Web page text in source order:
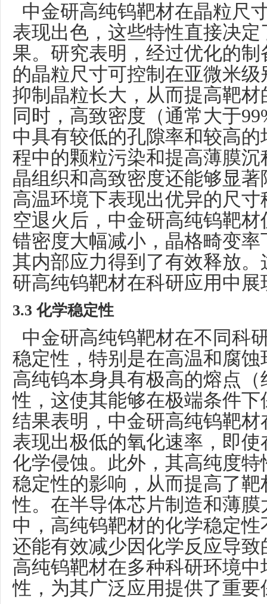
中金研高纯钨靶材在晶粒尺
表现出色，这些特性直接决
果。研究表明，经过优化的
的晶粒尺寸可控制在亚微米
抑制晶粒长大，从而提高靶
同时，高致密度（通常大于
中具有较低的孔隙率和较高
程中的颗粒污染和提高薄膜
晶组织和高致密度还能够显
高温环境下表现出优异的尺
空退火后，中金研高纯钨靶
错密度大幅减小，晶格畸变
其内部应力得到了有效释放
研高纯钨靶材在科研应用中
3.3 化学稳定性
中金研高纯钨靶材在不同科
稳定性，特别是在高温和腐
高纯钨本身具有极高的熔点（
性，这使其能够在极端条件
结果表明，中金研高纯钨靶
表现出极低的氧化速率，即
化学侵蚀。此外，其高纯度
稳定性的影响，从而提高了
性。在半导体芯片制造和薄
中，高纯钨靶材的化学稳定
还能有效减少因化学反应导
高纯钨靶材在多种科研环境
性，为其广泛应用提供了重要